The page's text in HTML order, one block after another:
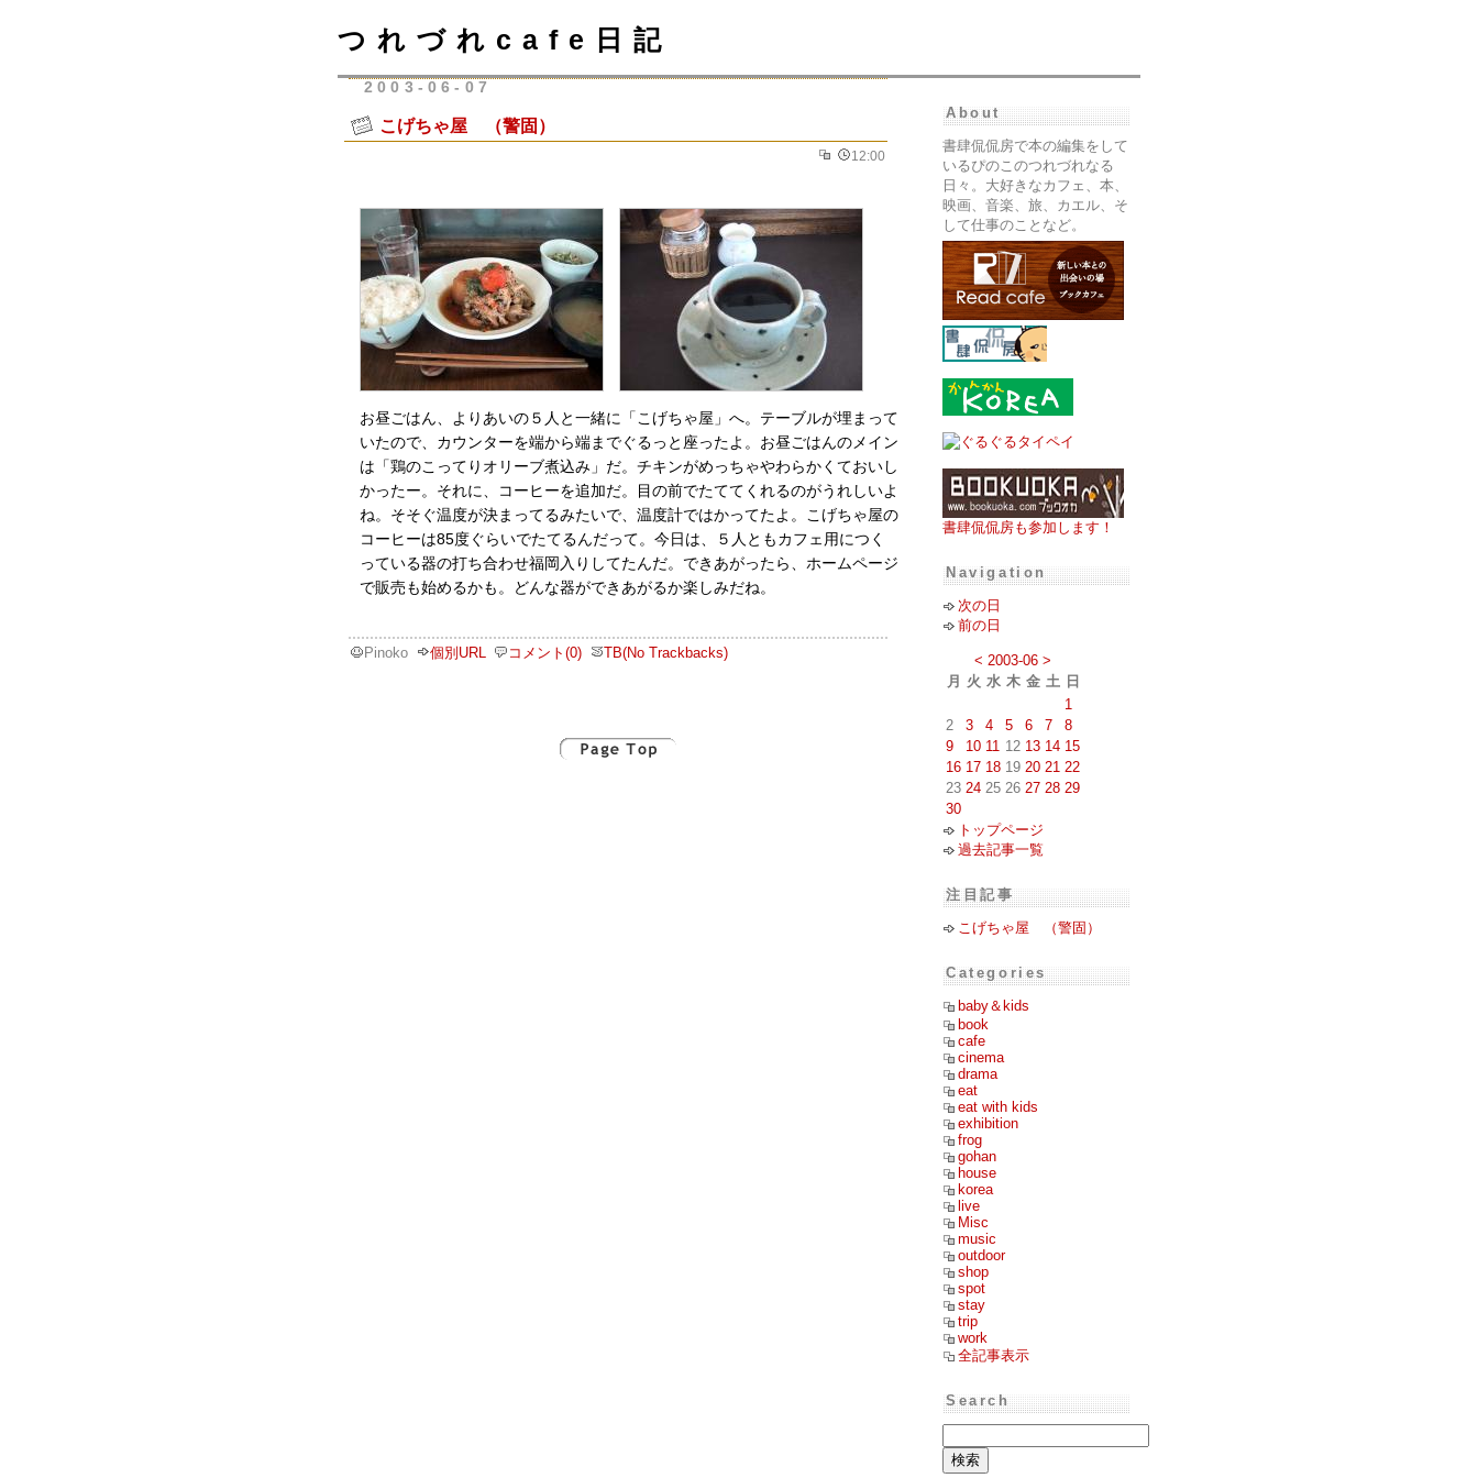
つれづれcafe日記
2003-06-07
こげちゃ屋 （警固）
12:00
お昼ごはん、よりあいの５人と一緒に「こげちゃ屋」へ。テーブルが埋まって
いたので、カウンターを端から端までぐるっと座ったよ。お昼ごはんのメイン
は「鶏のこってりオリーブ煮込み」だ。チキンがめっちゃやわらかくておいし
かったー。それに、コーヒーを追加だ。目の前でたててくれるのがうれしいよ
ね。そそぐ温度が決まってるみたいで、温度計ではかってたよ。こげちゃ屋の
コーヒーは85度ぐらいでたてるんだって。今日は、５人ともカフェ用につく
っている器の打ち合わせ福岡入りしてたんだ。できあがったら、ホームページ
で販売も始めるかも。どんな器ができあがるか楽しみだね。
Pinoko 個別URL コメント(0) TB(No Trackbacks)
About
書肆侃侃房で本の編集をして
いるぴのこのつれづれなる
日々。大好きなカフェ、本、
映画、音楽、旅、カエル、そ
して仕事のことなど。
書肆侃侃房も参加します！
Navigation
次の日
前の日
< 2003-06 >
月
火 水 木 金 土 日
1
2
3 4 5 6 7
8
9
10 11 12 13 14 15
16 17 18 19 20 21 22
23 24 25 26 27 28 29
30
トップページ
過去記事一覧
注目記事
こげちゃ屋 （警固）
Categories
baby＆kids
book
cafe
cinema
drama
eat
eat with kids
exhibition
frog
gohan
house
korea
live
Misc
music
outdoor
shop
spot
stay
trip
work
全記事表示
Search